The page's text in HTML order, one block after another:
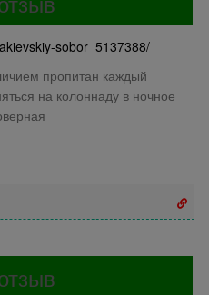
sobor_5137388/
пропитан каждый
на колоннаду в ночное